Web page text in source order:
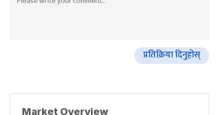
प्रतिक्रिया दिनुहोस्